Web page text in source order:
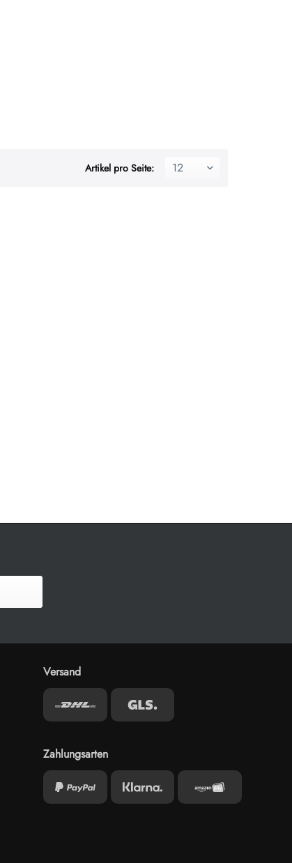
Artikel pro Seite:
Versand
Zahlungsarten